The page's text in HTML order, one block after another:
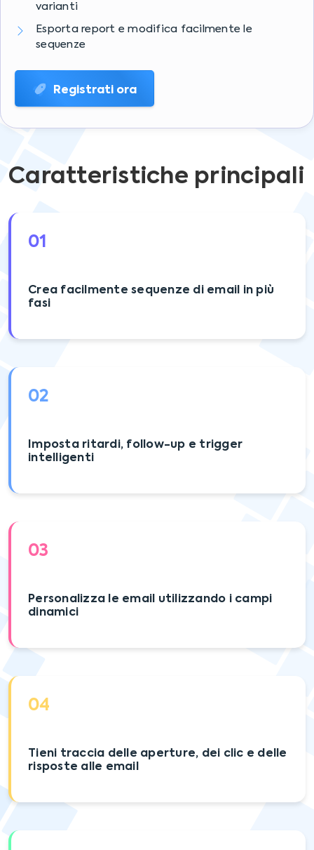
varianti
Esporta report e modifica facilmente le
sequenze
Registrati ora
Caratteristiche principali
01
Crea facilmente sequenze di email in più
fasi
02
Imposta ritardi, follow-up e trigger
intelligenti
03
Personalizza le email utilizzando i campi
dinamici
04
Tieni traccia delle aperture, dei clic e delle
risposte alle email